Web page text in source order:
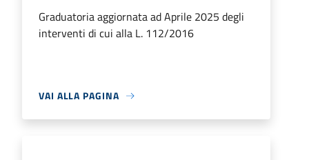
Graduatoria aggiornata ad Aprile 2025 degli
interventi di cui alla L. 112/2016
VAI ALLA PAGINA